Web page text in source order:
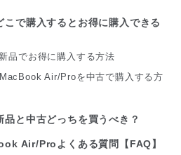
で購入するとお得に購入できる
品でお得に購入する方法
Air/Proを中古で購入する方
と中古どっちを買うべき？
Air/Proよくある質問【FAQ】